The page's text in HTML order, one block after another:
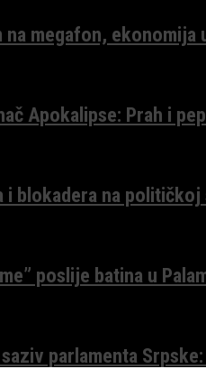
na megafon,
Apokalipse: Prah i
i blokadera na
poslije batina u
parlamenta